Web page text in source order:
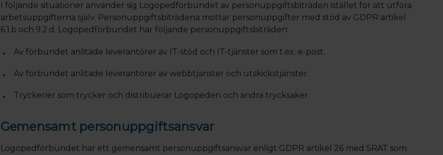
I följande situationer använder sig Logopedförbundet av personuppgiftsbiträden istället för att utföra
arbetsuppgifterna själv. Personuppgiftsbiträdena mottar personuppgifter med stöd av GDPR artikel
6.1.b och 9.2.d. Logopedförbundet har följande personuppgiftsbiträden:
Av förbundet anlitade leverantörer av IT-stöd och IT-tjänster som t.ex. e-post.
Av förbundet anlitade leverantörer av webbtjänster och utskickstjänster.
Tryckerier som trycker och distribuerar Logopeden och andra trycksaker.
Gemensamt personuppgiftsansvar
Logopedförbundet har ett gemensamt personuppgiftsansvar enligt GDPR artikel 26 med SRAT som